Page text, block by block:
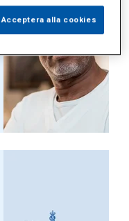
Acceptera alla cookies